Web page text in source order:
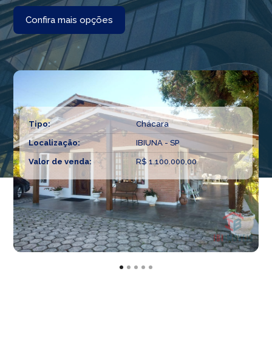
Confira mais opções
Tipo: Chácara
Localização: IBIUNA - SP
Valor de venda: R$ 1.100.000,00